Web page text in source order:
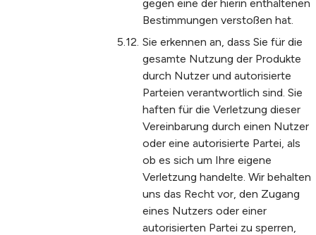
gegen eine der hierin enthaltenen
Bestimmungen verstoßen hat.
Sie erkennen an, dass Sie für die
gesamte Nutzung der Produkte
durch Nutzer und autorisierte
Parteien verantwortlich sind. Sie
haften für die Verletzung dieser
Vereinbarung durch einen Nutzer
oder eine autorisierte Partei, als
ob es sich um Ihre eigene
Verletzung handelte. Wir behalten
uns das Recht vor, den Zugang
eines Nutzers oder einer
autorisierten Partei zu sperren,